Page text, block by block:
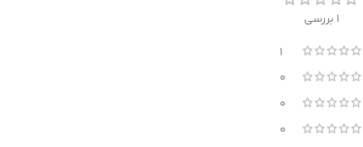
1 بررسی
1
0
0
0